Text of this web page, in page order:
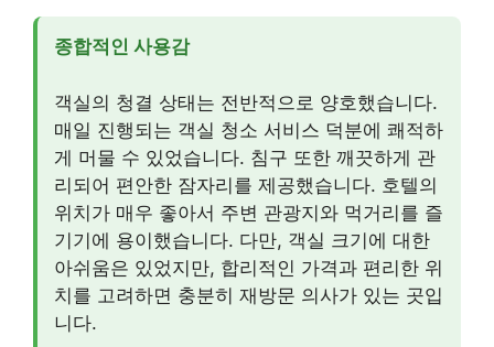
종합적인 사용감
객실의 청결 상태는 전반적으로 양호했습니다.
매일 진행되는 객실 청소 서비스 덕분에 쾌적하
게 머물 수 있었습니다. 침구 또한 깨끗하게 관
리되어 편안한 잠자리를 제공했습니다. 호텔의
위치가 매우 좋아서 주변 관광지와 먹거리를 즐
기기에 용이했습니다. 다만, 객실 크기에 대한
아쉬움은 있었지만, 합리적인 가격과 편리한 위
치를 고려하면 충분히 재방문 의사가 있는 곳입
니다.